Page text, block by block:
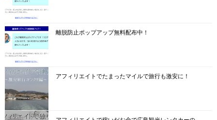
離脱防止ポップアップ無料配布中！
アフィリエイトでたまったマイルで旅行も激安に！